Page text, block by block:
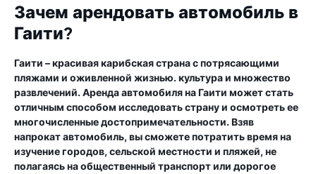
Зачем арендовать автомобиль в
Гаити?
Гаити – красивая карибская страна с потрясающими
пляжами и оживленной жизнью. культура и множество
развлечений. Аренда автомобиля на Гаити может стать
отличным способом исследовать страну и осмотреть ее
многочисленные достопримечательности. Взяв
напрокат автомобиль, вы сможете потратить время на
изучение городов, сельской местности и пляжей, не
полагаясь на общественный транспорт или дорогое